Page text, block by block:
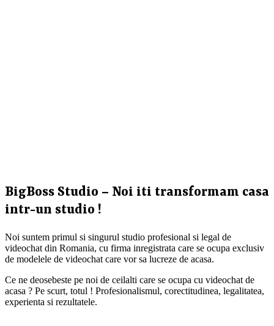
BigBoss Studio – Noi iti transformam casa
intr-un studio !
Noi suntem primul si singurul studio profesional si legal de
videochat din Romania, cu firma inregistrata care se ocupa exclusiv
de modelele de videochat care vor sa lucreze de acasa.
Ce ne deosebeste pe noi de ceilalti care se ocupa cu videochat de
acasa ? Pe scurt, totul ! Profesionalismul, corectitudinea, legalitatea,
experienta si rezultatele.